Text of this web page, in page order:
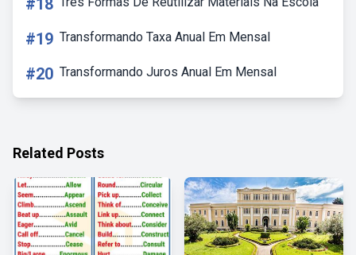
#18
#19 Transformando Taxa Anual Em Mensal
#20 Transformando Juros Anual Em Mensal
Related Posts